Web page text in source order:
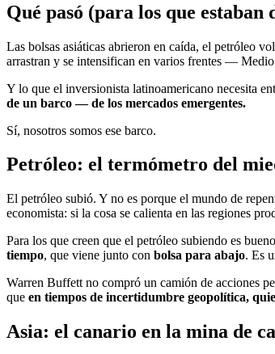
Qué pasó (para los que estaban
Las bolsas asiáticas abrieron en caída, el petróleo
arrastran y se intensifican en varios frentes —
Y lo que el inversionista latinoamericano necesita
de un barco — de los mercados emergentes.
Sí, nosotros somos ese barco.
Petróleo: el termómetro del
El petróleo subió. Y no es porque el mundo de
economista: si la cosa se calienta en las regiones
Para los que creen que el petróleo subiendo es
tiempo, que viene junto con bolsa para abajo. Es
Warren Buffett no compró un camión de acciones
que en tiempos de incertidumbre geopolítica,
Asia: el canario en la mina de